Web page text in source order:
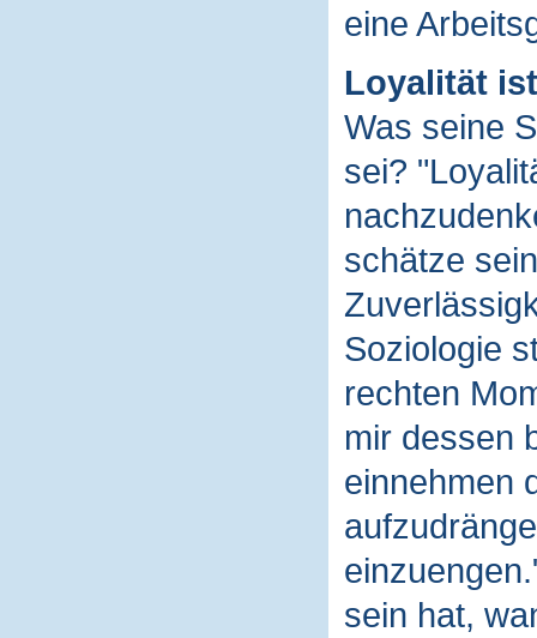
eine
Loyalität
Was seine
sei?
schätze
Soziologie
rechten
mir dessen
einnehmen
sein hat,